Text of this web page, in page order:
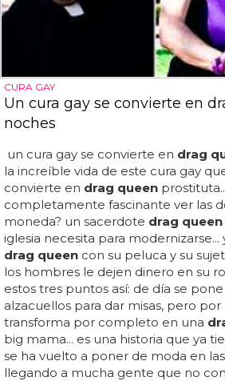
CURA GAY
Un cura gay se convierte en
noches
un cura gay se convierte en drag
la increíble vida de este cura gay
convierte en drag queen
completamente fascinante ver las
moneda? un sacerdote drag queen
iglesia necesita para modernizarse...
drag queen con su peluca y su
los hombres le dejen dinero en su
estos tres puntos así: de día se pone
alzacuellos para dar misas, pero por
transforma por completo en una
big mama... es una historia que ya
se ha vuelto a poner de moda en
llegando a mucha gente que no